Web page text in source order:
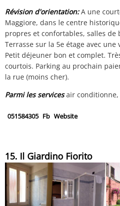
Révision d'orientation:A une
Maggiore, dans le centre
propres et confortables, salles de
Terrasse sur la 5e étage avec
Petit déjeuner bon et complet.
courtois. Parking au prochain
la rue (moins cher).
Parmi les servicesair conditionne,
051584305 Fb Website
15. Il Giardino Fiorito